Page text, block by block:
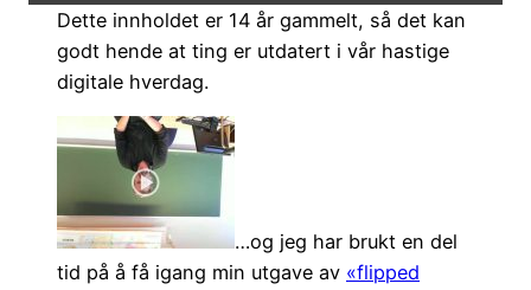
Dette innholdet er 14 år gammelt, så det kan
godt hende at ting er utdatert i vår hastige
digitale hverdag.
…og jeg har brukt en del
tid på å få igang min utgave av «flipped